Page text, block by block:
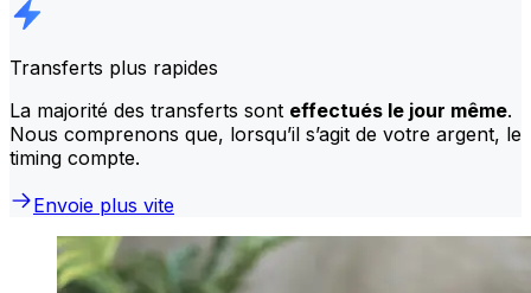
Transferts plus rapides
La majorité des transferts sont effectués le jour même.
Nous comprenons que, lorsqu’il s’agit de votre argent, le
timing compte.
Envoie plus vite